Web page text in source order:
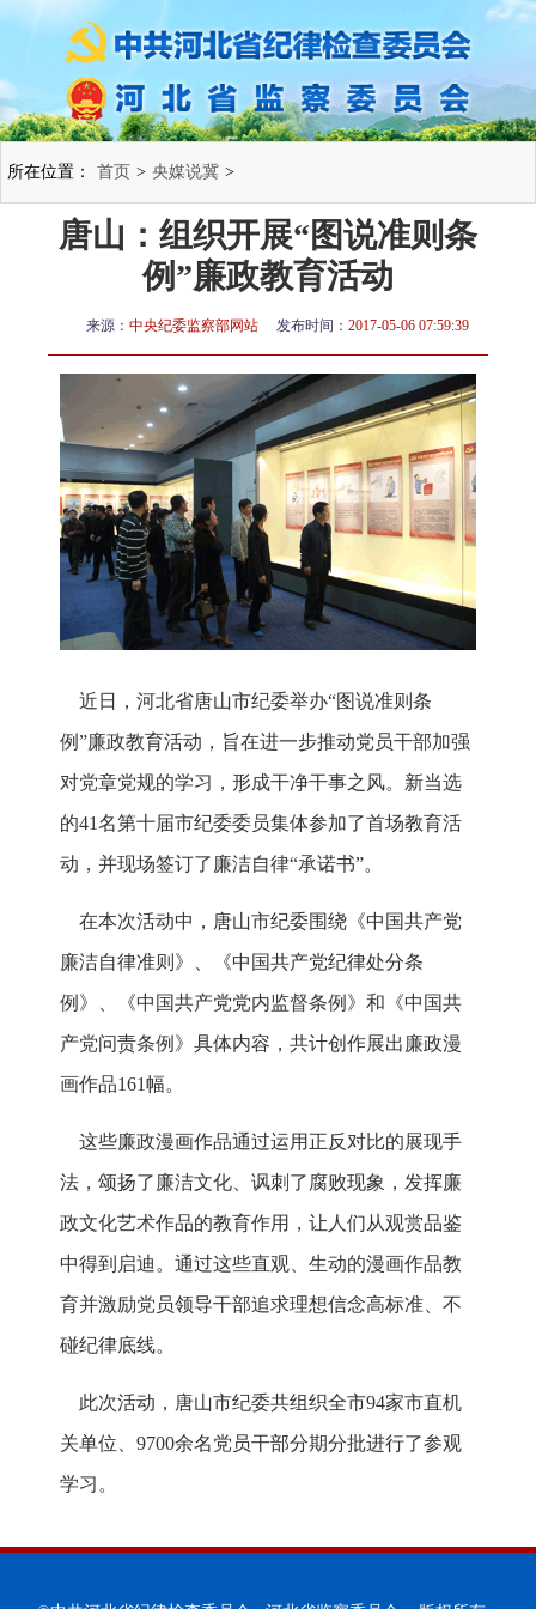
所在位置： 首页 > 央媒说冀 >
唐山：组织开展“图说准则条
例”廉政教育活动
来源： 中央纪委监察部网站 发布时间： 2017-05-06 07:59:39
近日，河北省唐山市纪委举办“图说准则条
例”廉政教育活动，旨在进一步推动党员干部加强
对党章党规的学习，形成干净干事之风。新当选
的41名第十届市纪委委员集体参加了首场教育活
动，并现场签订了廉洁自律“承诺书”。
在本次活动中，唐山市纪委围绕《中国共产党
廉洁自律准则》、《中国共产党纪律处分条
例》、《中国共产党党内监督条例》和《中国共
产党问责条例》具体内容，共计创作展出廉政漫
画作品161幅。
这些廉政漫画作品通过运用正反对比的展现手
法，颂扬了廉洁文化、讽刺了腐败现象，发挥廉
政文化艺术作品的教育作用，让人们从观赏品鉴
中得到启迪。通过这些直观、生动的漫画作品教
育并激励党员领导干部追求理想信念高标准、不
碰纪律底线。
此次活动，唐山市纪委共组织全市94家市直机
关单位、9700余名党员干部分期分批进行了参观
学习。